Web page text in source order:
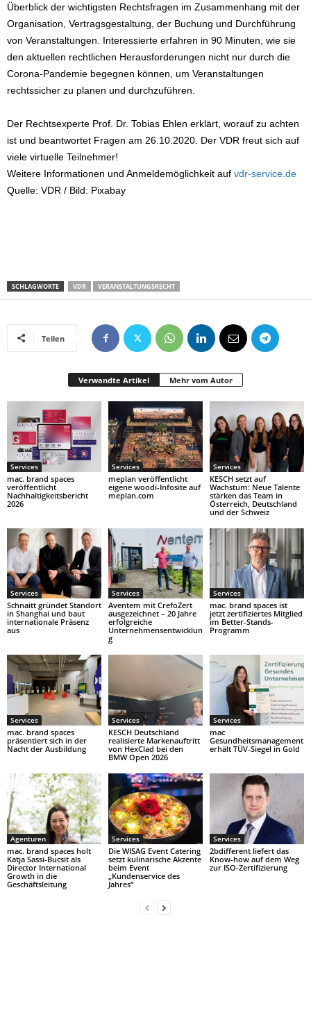
Überblick der wichtigsten Rechtsfragen im Zusammenhang mit der
Organisation, Vertragsgestaltung, der Buchung und Durchführung
von Veranstaltungen. Interessierte erfahren in 90 Minuten, wie sie
den aktuellen rechtlichen Herausforderungen nicht nur durch die
Corona-Pandemie begegnen können, um Veranstaltungen
rechtssicher zu planen und durchzuführen.
Der Rechtsexperte Prof. Dr. Tobias Ehlen erklärt, worauf zu achten
ist und beantwortet Fragen am 26.10.2020. Der VDR freut sich auf
viele virtuelle Teilnehmer!
Weitere Informationen und Anmeldemöglichkeit auf vdr-service.de
Quelle: VDR / Bild: Pixabay
SCHLAGWORTE VDR VERANSTALTUNGSRECHT
Teilen
Verwandte Artikel Mehr vom Autor
Services
mac. brand spaces
veröffentlicht
Nachhaltigkeitsbericht
2026
Services
meplan veröffentlicht
eigene woodï-Infosite auf
meplan.com
Services
KESCH setzt auf
Wachstum: Neue Talente
stärken das Team in
Österreich, Deutschland
und der Schweiz
Services
Schnaitt gründet Standort
in Shanghai und baut
internationale Präsenz
aus
Services
Aventem mit CrefoZert
ausgezeichnet – 20 Jahre
erfolgreiche
Unternehmensentwicklun
g
Services
mac. brand spaces ist
jetzt zertifiziertes Mitglied
im Better-Stands-
Programm
Services
mac. brand spaces
präsentiert sich in der
Nacht der Ausbildung
Services
KESCH Deutschland
realisierte Markenauftritt
von HexClad bei den
BMW Open 2026
Services
mac
Gesundheitsmanagement
erhält TÜV-Siegel in Gold
Agenturen
mac. brand spaces holt
Katja Sassi-Bucsit als
Director International
Growth in die
Geschäftsleitung
Services
Die WISAG Event Catering
setzt kulinarische Akzente
beim Event
„Kundenservice des
Jahres“
Services
2bdifferent liefert das
Know-how auf dem Weg
zur ISO-Zertifizierung